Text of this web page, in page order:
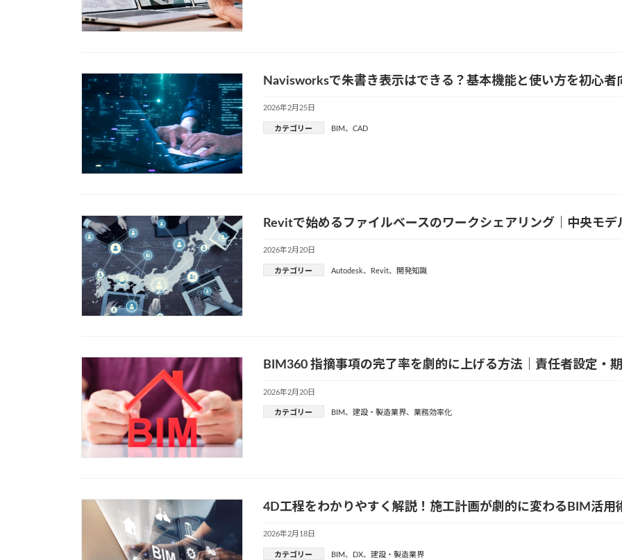
Navisworksで朱書き表示はできる？基本機能と使い方を初心者
2026年2月25日
カテゴリー BIM、 CAD
Revitで始めるファイルベースのワークシェアリング｜中央モ
2026年2月20日
カテゴリー Autodesk、 Revit、 開発知識
BIM360 指摘事項の完了率を劇的に上げる方法｜責任者設定・
2026年2月20日
カテゴリー BIM、 建設・製造業界、 業務効率化
4D工程をわかりやすく解説！施工計画が劇的に変わるBIM活用
2026年2月18日
カテゴリー BIM、 DX、 建設・製造業界